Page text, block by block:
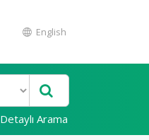
English
Detaylı Arama